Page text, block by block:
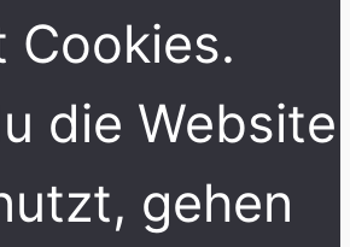
Cookies.
die Website
gehen